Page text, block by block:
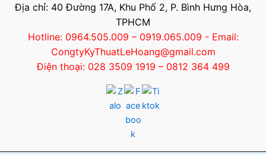
Địa chỉ: 40 Đường 17A, Khu Phố 2, P. Bình Hưng Hòa,
TPHCM
Hotline: 0964.505.009 – 0919.065.009 - Email:
CongtyKyThuatLeHoang@gmail.com
Điện thoại: 028 3509 1919 – 0812 364 499